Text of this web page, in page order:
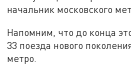
начальник московского
Напомним, что до конца
33 поезда нового
метро.